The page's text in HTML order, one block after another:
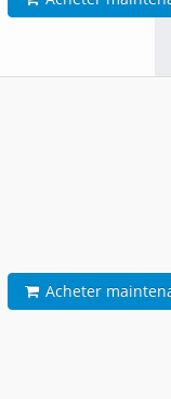
Acheter